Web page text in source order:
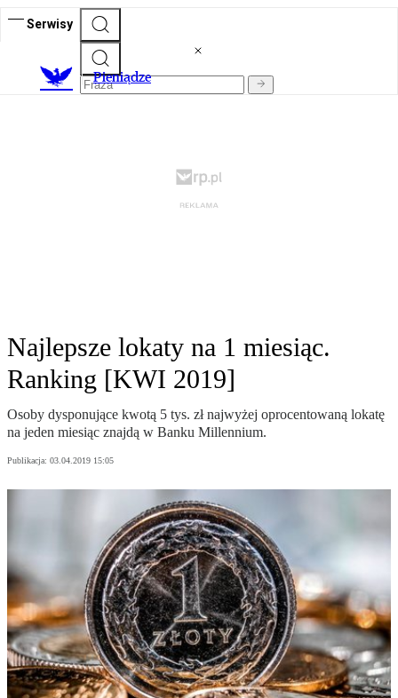
Serwisy
Pieniądze
Najlepsze lokaty na 1 miesiąc.
Ranking [KWI 2019]
Osoby dysponujące kwotą 5 tys. zł najwyżej oprocentowaną lokatę
na jeden miesiąc znajdą w Banku Millennium.
Publikacja: 03.04.2019 15:05